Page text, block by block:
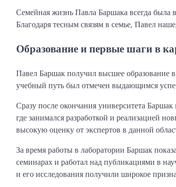
Семейная жизнь Павла Баршака всегда
Благодаря тесным связям в семье, Павел
Образование и первые шаги в
Павел Баршак получил высшее образование
учебный путь был отмечен выдающимся
Сразу после окончания университета
где занимался разработкой и реализацией
высокую оценку от экспертов в данной
За время работы в лаборатории Баршак
семинарах и работал над публикациями в
и его исследования получили широкое